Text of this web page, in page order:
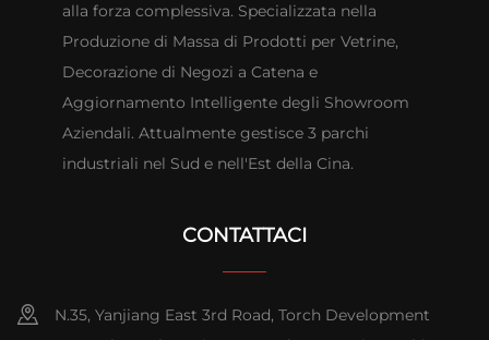
alla forza complessiva. Specializzata nella
Produzione di Massa di Prodotti per Vetrine,
Decorazione di Negozi a Catena e
Aggiornamento Intelligente degli Showroom
Aziendali. Attualmente gestisce 3 parchi
industriali nel Sud e nell'Est della Cina.
CONTATTACI
N.35, Yanjiang East 3rd Road, Torch Development